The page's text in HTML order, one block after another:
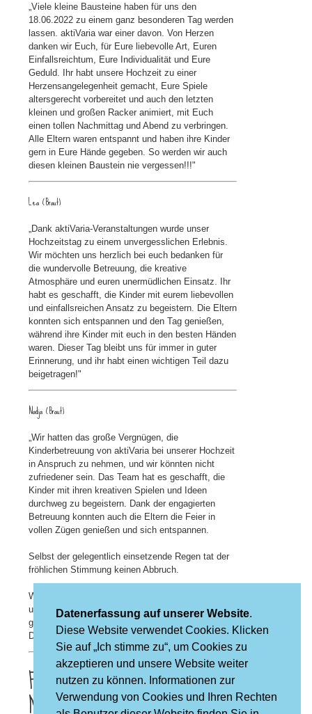
Datenerfassung auf unserer Website.
Diese Website verwendet Cookies. Klicken
Sie auf „Ich stimme zu“, um Cookies zu
akzeptieren und unsere Website weiter
nutzen zu können. Informationen zur
Verwendung von Cookies und Ihren Rechten
„Viele kleine Bausteine haben für uns den
18.06.2022 zu einem ganz besonderen Tag werden
lassen. aktiVaria war einer davon. Von Herzen
danken wir Euch, für Eure liebevolle Art, Euren
Einfallsreichtum, Eure Individualität und Eure
Geduld. Ihr habt unsere Hochzeit zu einer
Herzensangelegenheit gemacht, Eure Spiele
altersgerecht vorbereitet und auch den letzten
kleinen und großen Racker animiert, mit Euch
einen tollen Nachmittag und Abend zu verbringen.
Alle Eltern waren entspannt und haben ihre Kinder
gern in Eure Hände gegeben. So werden wir auch
diesen kleinen Baustein nie vergessen!!!"
Lea (Braut)
„Dank aktiVaria-Veranstaltungen wurde unser
Hochzeitstag zu einem unvergesslichen Erlebnis.
Wir möchten uns herzlich bei euch bedanken für
die wundervolle Betreuung, die kreative
Atmosphäre und euren unermüdlichen Einsatz. Ihr
habt es geschafft, die Kinder mit eurem liebevollen
und einfallsreichen Ansatz zu begeistern. Die Eltern
konnten sich entspannen und den Tag genießen,
während ihre Kinder mit euch in den besten Händen
waren. Dieser Tag bleibt uns für immer in guter
Erinnerung, und ihr habt einen wichtigen Teil dazu
beigetragen!"
Nadja (Braut)
„Wir hatten das große Vergnügen, die
Kinderbetreuung von aktiVaria bei unserer Hochzeit
in Anspruch zu nehmen, und wir könnten nicht
zufriedener sein. Das Team hat es geschafft, die
Kinder mit ihren kreativen Spielen und Ideen
durchweg zu begeistern. Dank der engagierten
Betreuung konnten auch die Eltern die Feier in
vollen Zügen genießen und sich entspannen.
Selbst der gelegentlich einsetzende Regen tat der
fröhlichen Stimmung keinen Abbruch.
Wir können das Team von aktiVaria
uneingeschränkt empfehlen und würden sie für
größere Feiern jederzeit wieder buchen. Herzlichen
Dank für den großartigen Service!"
Folge uns auf unseren Social-
Media-Kanälen.